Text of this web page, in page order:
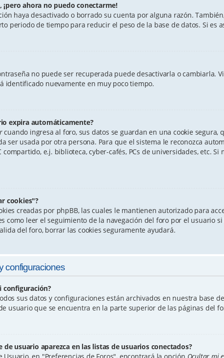
ahora no puedo conectarme!
haya desactivado o borrado su cuenta por alguna razón.
periodo de tiempo para reducir el peso de la base de datos. Si es
no puede ser recuperada puede desactivarla o cambiarla.
identificado nuevamente en muy poco tiempo.
expira automáticamente?
cuando ingresa al foro, sus datos se guardan en una cookie
ser usada por otra persona. Para que el sistema le reconozca
compartido, e.j. biblioteca, cyber-cafés, PCs de universidades, etc.
cookies"?
creadas por phpBB, las cuales le mantienen autorizado para
como leer el seguimiento de la navegación del foro por el usuario
del foro, borrar las cookies seguramente ayudará.
configuraciones
configuración?
sus datos y configuraciones están archivados en nuestra base
usuario que se encuentra en la parte superior de las páginas del
usuario aparezca en las listas de usuarios conectados?